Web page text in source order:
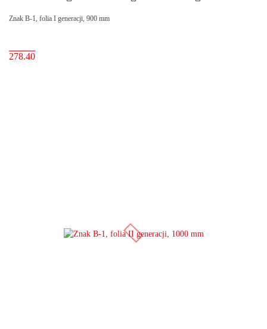
Znak B-1, folia I generacji, 900 mm
278.40